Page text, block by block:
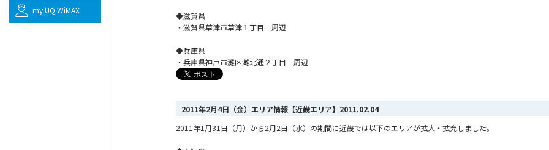
◆滋賀県
・滋賀県草津市草津１丁目 周辺
◆兵庫県
・兵庫県神戸市灘区灘北通２丁目 周辺
2011年2月4日（金）エリア情報【近畿エリア】 2011.02.04
2011年1月31日（月）から2月2日（水）の期間に近畿では以下のエリアが拡大・拡充しました。
my UQ WiMAX